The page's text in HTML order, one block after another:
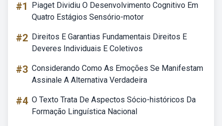
#1
Piaget Dividiu O Desenvolvimento Cognitivo Em
Quatro Estágios Sensório-motor
#2 Direitos E Garantias Fundamentais Direitos E
Deveres Individuais E Coletivos
#3 Considerando Como As Emoções Se Manifestam
Assinale A Alternativa Verdadeira
#4 O Texto Trata De Aspectos Sócio-históricos Da
Formação Linguística Nacional